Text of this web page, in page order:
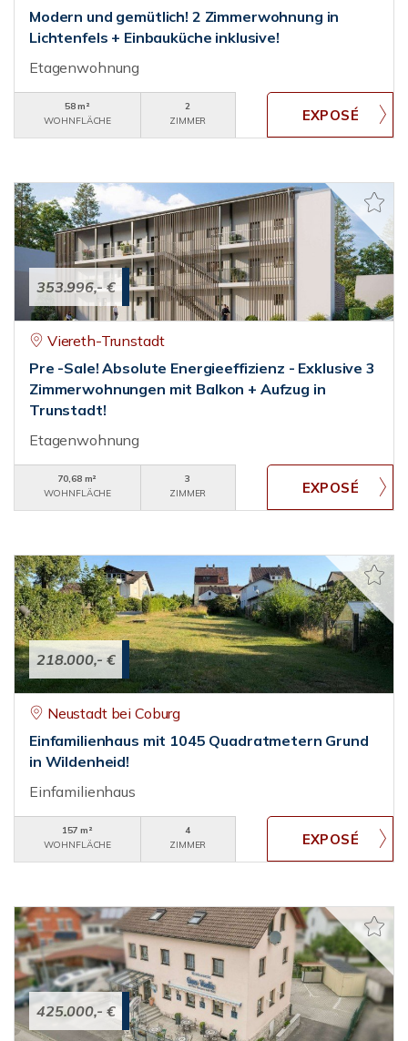
Modern und gemütlich! 2 Zimmerwohnung in
Lichtenfels + Einbauküche inklusive!
Etagenwohnung
58 m²
WOHNFLÄCHE
2
ZIMMER
353.996,- €
Viereth-Trunstadt
Pre -Sale! Absolute Energieeffizienz - Exklusive 3
Zimmerwohnungen mit Balkon + Aufzug in
Trunstadt!
Etagenwohnung
70,68 m²
WOHNFLÄCHE
3
ZIMMER
218.000,- €
Neustadt bei Coburg
Einfamilienhaus mit 1045 Quadratmetern Grund
in Wildenheid!
Einfamilienhaus
157 m²
WOHNFLÄCHE
4
ZIMMER
425.000,- €